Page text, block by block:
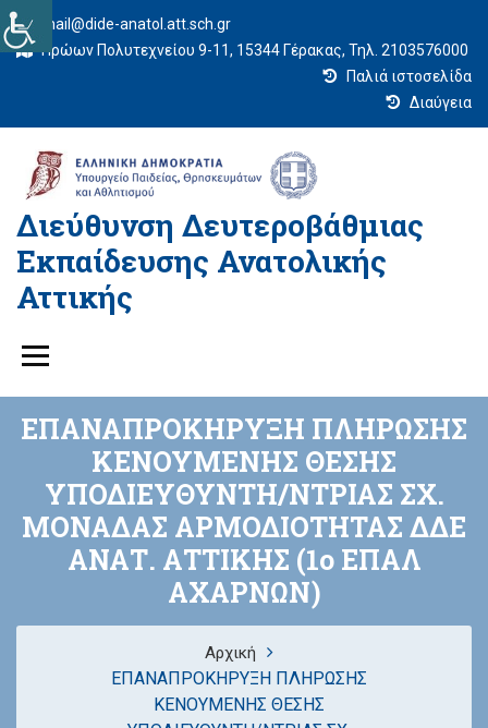
mail@dide-anatol.att.sch.gr
Ηρώων Πολυτεχνείου 9-11, 15344 Γέρακας, Τηλ. 2103576000
Παλιά ιστοσελίδα
Διαύγεια
Διεύθυνση Δευτεροβάθμιας
Εκπαίδευσης Ανατολικής
Αττικής
ΕΠΑΝΑΠΡΟΚΗΡΥΞΗ ΠΛΗΡΩΣΗΣ
ΚΕΝΟΥΜΕΝΗΣ ΘΕΣΗΣ
ΥΠΟΔΙΕΥΘΥΝΤΗ/ΝΤΡΙΑΣ ΣΧ.
ΜΟΝΑΔΑΣ ΑΡΜΟΔΙΟΤΗΤΑΣ ΔΔΕ
ΑΝΑΤ. ΑΤΤΙΚΗΣ (1ο ΕΠΑΛ
ΑΧΑΡΝΩΝ)
Αρχική
ΕΠΑΝΑΠΡΟΚΗΡΥΞΗ ΠΛΗΡΩΣΗΣ
ΚΕΝΟΥΜΕΝΗΣ ΘΕΣΗΣ